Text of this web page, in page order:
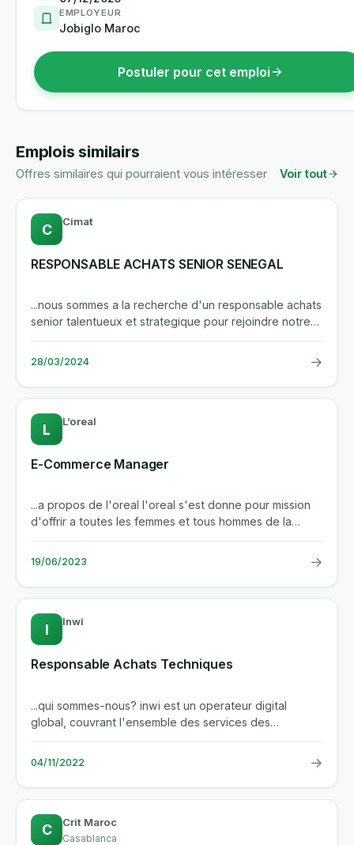
EMPLOYEUR
Jobiglo Maroc
Postuler pour cet emploi
Emplois similairs
Offres similaires qui pourraient vous intéresser Voir tout
C Cimat
RESPONSABLE ACHATS SENIOR SENEGAL
...nous sommes a la recherche d'un responsable achats
senior talentueux et strategique pour rejoindre notre
equipe...
28/03/2024 →
L L’oreal
E-Commerce Manager
...a propos de l'oreal l'oreal s'est donne pour mission
d'offrir a toutes les femmes et tous hommes de la
planete le...
19/06/2023 →
I Inwi
Responsable Achats Techniques
...qui sommes-nous? inwi est un operateur digital
global, couvrant l'ensemble des services des
telecommunications au...
04/11/2022 →
C Crit Maroc
Casablanca